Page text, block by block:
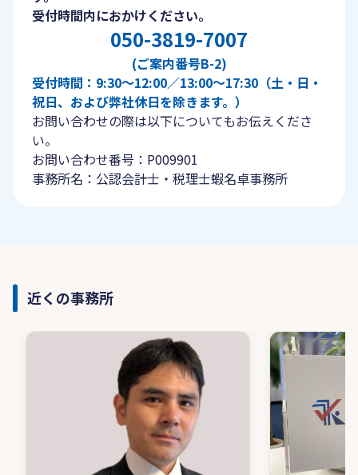
受付時間内におかけください。
050-3819-7007
(ご案内番号B-2)
受付時間：9:30〜12:00／13:00〜17:30（土・日・
祝日、および弊社休日を除きます。）
お問い合わせの際は以下についてもお伝えくださ
い。
お問い合わせ番号：P009901
事務所名：公認会計士・税理士蝦名卓事務所
近くの事務所